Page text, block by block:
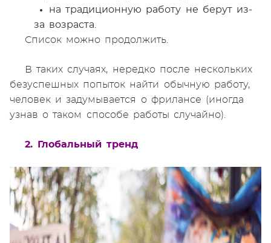
на традиционную работу не берут из-
за возраста.
Список можно продолжить.
В таких случаях, нередко после нескольких
безуспешных попыток найти обычную работу,
человек и задумывается о фрилансе (иногда
узнав о таком способе работы случайно).
2. Глобальный тренд